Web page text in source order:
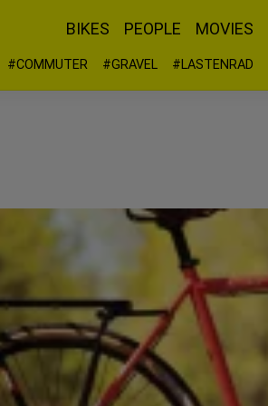
BIKES PEOPLE MOVIES
#COMMUTER #GRAVEL #LASTENRAD